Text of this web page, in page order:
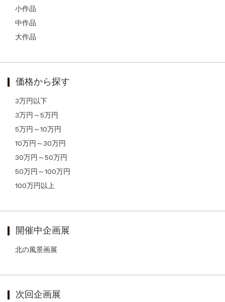
小作品
中作品
大作品
価格から探す
3万円以下
3万円～5万円
5万円～10万円
10万円～30万円
30万円～50万円
50万円～100万円
100万円以上
開催中企画展
北の風景画展
次回企画展